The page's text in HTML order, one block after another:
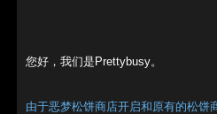
您好，我们是Prettybusy。
由于恶梦松饼商店开启和原有的松饼